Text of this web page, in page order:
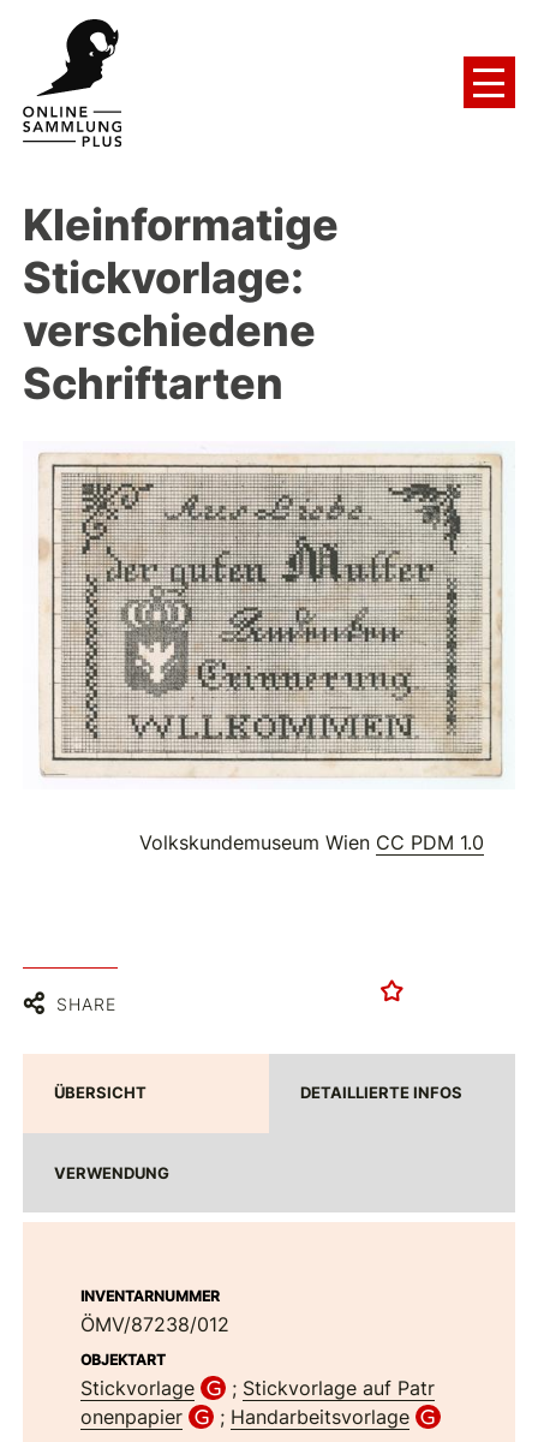
Kleinformatige
Stickvorlage:
verschiedene
Schriftarten
Volkskundemuseum Wien CC PDM 1.0
SHARE
ÜBERSICHT DETAILLIERTE INFOS
VERWENDUNG
INVENTARNUMMER
ÖMV/87238/012
OBJEKTART
Stickvorlage ; Stickvorlage auf Patr
onenpapier
; Handarbeitsvorlage